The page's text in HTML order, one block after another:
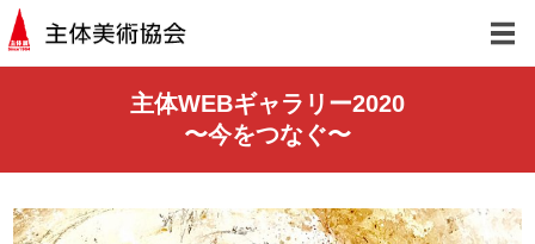
主体WEBギャラリー2020
〜今をつなぐ〜